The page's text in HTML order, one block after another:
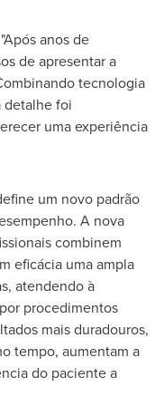
anos de
de apresentar a
tecnologia
detalhe foi
uma experiência
um novo padrão
A nova
combinem
eficácia uma ampla
atendendo à
procedimentos
mais duradouros,
tempo, aumentam a
do paciente a